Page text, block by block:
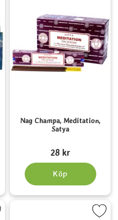
Stamford
Nag Champa, Meditation,
Satya
28 kr
Köp
Stamford som favorit
Markera nag Champa, Super